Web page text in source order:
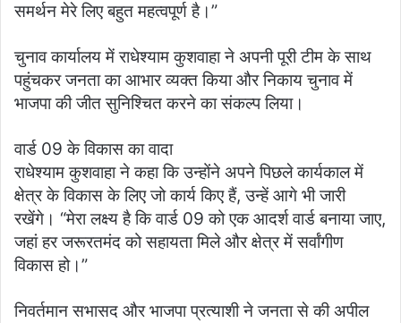
समर्थन मेरे लिए बहुत महत्वपूर्ण है।”
चुनाव कार्यालय में राधेश्याम कुशवाहा ने अपनी पूरी टीम के साथ
पहुंचकर जनता का आभार व्यक्त किया और निकाय चुनाव में
भाजपा की जीत सुनिश्चित करने का संकल्प लिया।
वार्ड 09 के विकास का वादा
राधेश्याम कुशवाहा ने कहा कि उन्होंने अपने पिछले कार्यकाल में
क्षेत्र के विकास के लिए जो कार्य किए हैं, उन्हें आगे भी जारी
रखेंगे। “मेरा लक्ष्य है कि वार्ड 09 को एक आदर्श वार्ड बनाया जाए,
जहां हर जरूरतमंद को सहायता मिले और क्षेत्र में सर्वांगीण
विकास हो।”
निवर्तमान सभासद और भाजपा प्रत्याशी ने जनता से की अपील